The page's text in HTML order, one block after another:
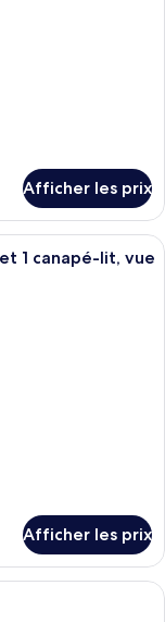
Afficher les prix
d’hôtel avec un grand
1 canapé-lit, vue
Afficher les prix
d’hôtel avec un lit,